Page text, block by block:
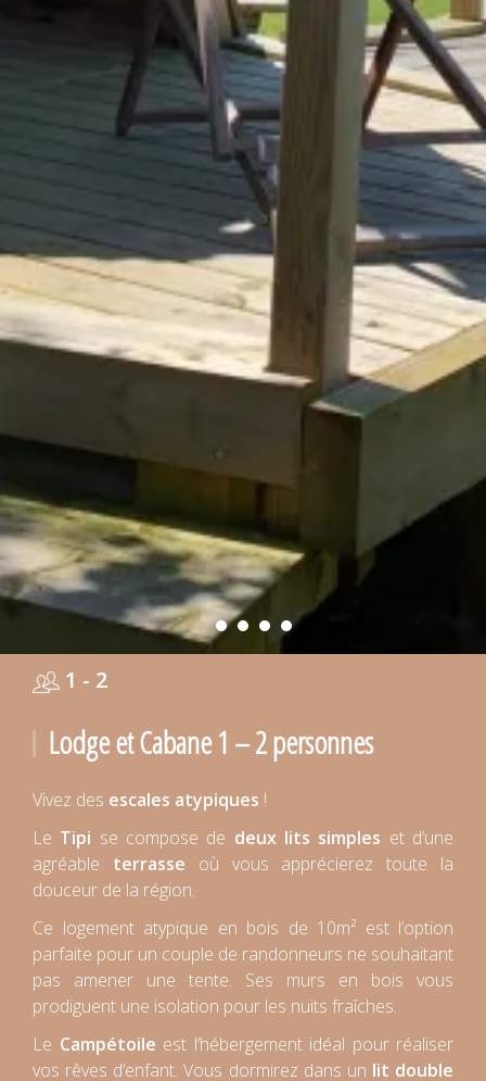
Lodge et Cabane 1 – 2 personnes
1 - 2
Vivez des escales atypiques !
Le Tipi se compose de deux lits simples et d’une
agréable terrasse où vous apprécierez toute la
douceur de la région.
Ce logement atypique en bois de 10m² est l’option
parfaite pour un couple de randonneurs ne souhaitant
pas amener une tente. Ses murs en bois vous
prodiguent une isolation pour les nuits fraîches.
Le Campétoile est l’hébergement idéal pour réaliser
vos rêves d’enfant. Vous dormirez dans un lit double